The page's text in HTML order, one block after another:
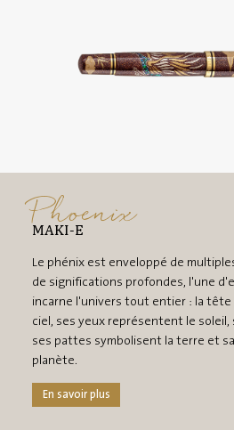
Phoenix
MAKI-E
Le phénix est enveloppé de
de significations profondes, l'une
incarne l'univers tout entier : la tête
ciel, ses yeux représentent le soleil,
ses pattes symbolisent la terre et
planète.
En savoir plus